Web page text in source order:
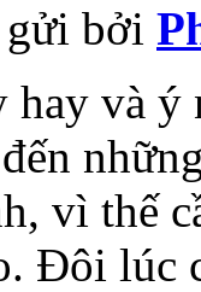
gửi bởi
hay và
vì thế
Đôi lúc